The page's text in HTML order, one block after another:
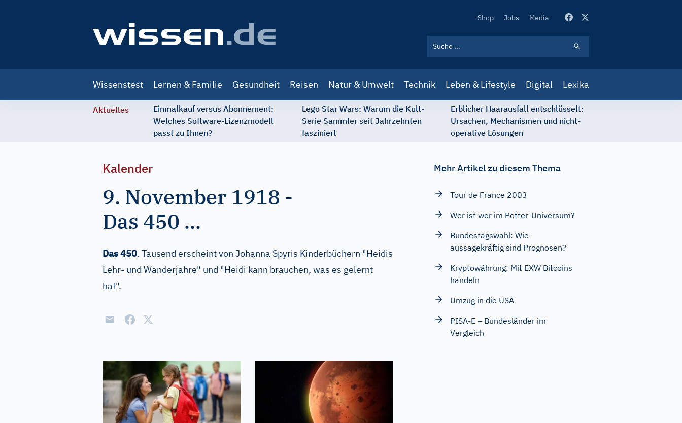
Secondary
Shop Jobs Media
navigation
Wissenstest Lernen & Familie Gesundheit Reisen Natur & Umwelt Technik Leben & Lifestyle Digital Lexika
Aktuelles
Einmalkauf versus Abonnement:
Welches Software-Lizenzmodell
passt zu Ihnen?
Lego Star Wars: Warum die Kult-
Serie Sammler seit Jahrzehnten
fasziniert
Erblicher Haarausfall entschlüsselt:
Ursachen, Mechanismen und nicht-
operative Lösungen
Kalender
9. November 1918 -
Das 450 ...
Das 450. Tausend erscheint von Johanna Spyris Kinderbüchern "Heidis
Lehr- und Wanderjahre" und "Heidi kann brauchen, was es gelernt
hat".
Mehr Artikel zu diesem Thema
Tour de France 2003
Wer ist wer im Potter-Universum?
Bundestagswahl: Wie
aussagekräftig sind Prognosen?
Kryptowährung: Mit EXW Bitcoins
handeln
Umzug in die USA
PISA-E – Bundesländer im
Vergleich